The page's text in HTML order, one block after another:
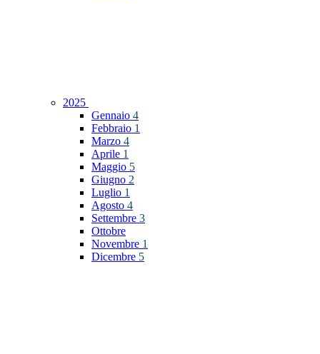
2025
Gennaio 4
Febbraio 1
Marzo 4
Aprile 1
Maggio 5
Giugno 2
Luglio 1
Agosto 4
Settembre 3
Ottobre
Novembre 1
Dicembre 5